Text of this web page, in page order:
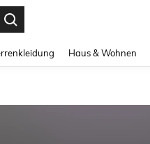
Haus & Wohnen